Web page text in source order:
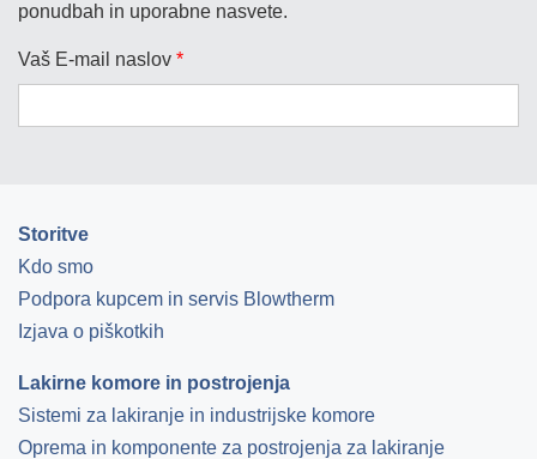
ponudbah in uporabne nasvete.
Vaš E-mail naslov *
Storitve
Kdo smo
Podpora kupcem in servis Blowtherm
Izjava o piškotkih
Lakirne komore in postrojenja
Sistemi za lakiranje in industrijske komore
Oprema in komponente za postrojenja za lakiranje